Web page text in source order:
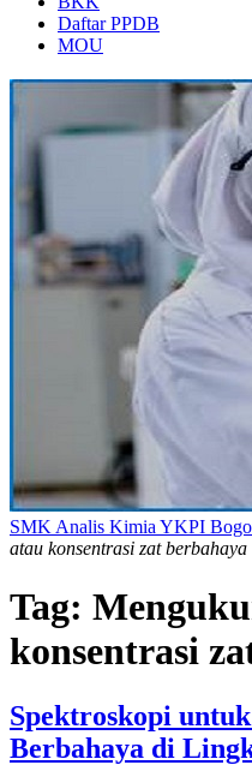
Daftar PPDB
MOU
LABORATORIUM
SMK Analis Kimia YKPI
atau konsentrasi zat berbahaya
Tag:
konsentrasi
Spektroskopi
Berbahaya di